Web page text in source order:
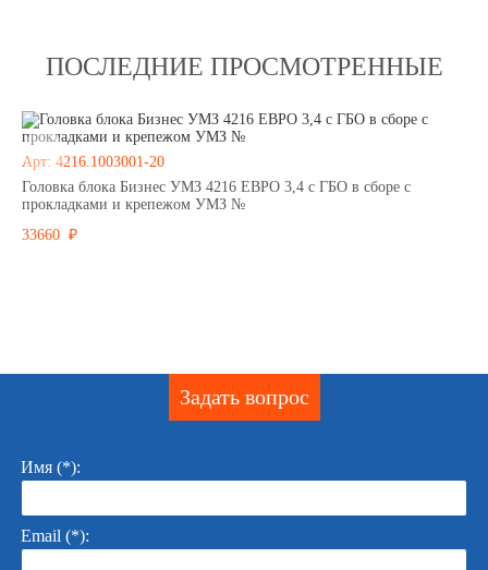
ПОСЛЕДНИЕ ПРОСМОТРЕННЫЕ
Арт: 4216.1003001-20
Головка блока Бизнес УМЗ 4216 ЕВРО 3,4 с ГБО в сборе с
прокладками и крепежом УМЗ №
33660 ₽
Задать вопрос
Имя (*):
Email (*):